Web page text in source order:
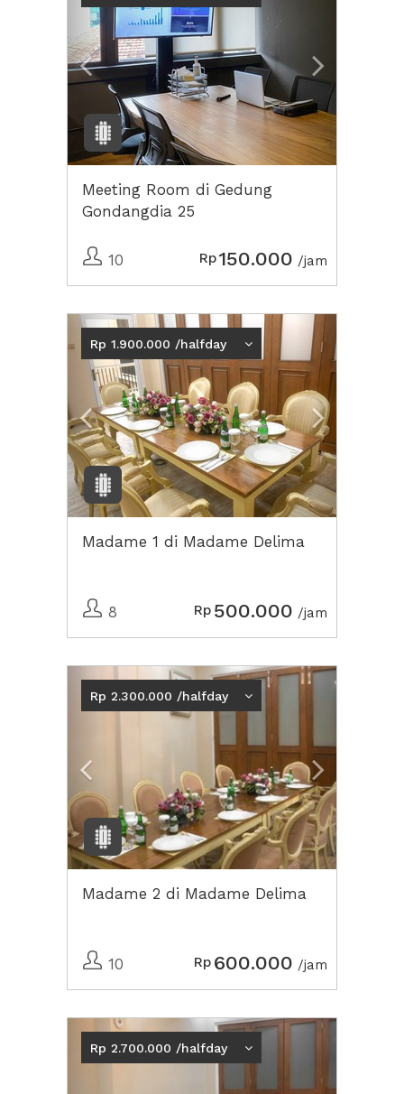
Meeting Room di Gedung
Gondangdia 25
10 Rp150.000 /jam
Previous Next2
Rp 1.900.000 /halfday
Madame 1 di Madame Delima
8 Rp 500.000 /jam
Previous Next2
Rp 2.300.000 /halfday
Madame 2 di Madame Delima
10 Rp 600.000 /jam
Previous Next2
Rp 2.700.000 /halfday